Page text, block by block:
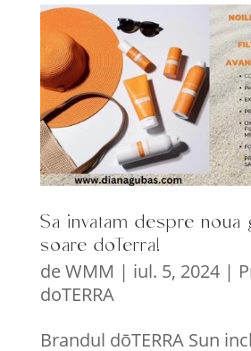
Sa invatam despre noua
soare doTerra!
deWMM | iul. 5, 2024|
doTERRA
Brandul dōTERRA Sun